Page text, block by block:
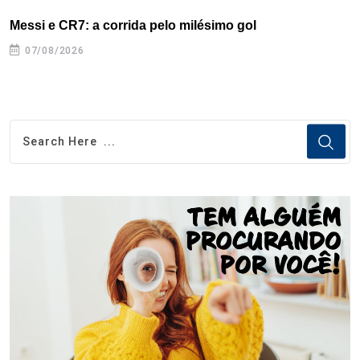
Messi e CR7: a corrida pelo milésimo gol
07/08/2026